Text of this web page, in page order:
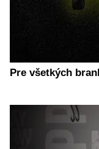
Pre všetkých